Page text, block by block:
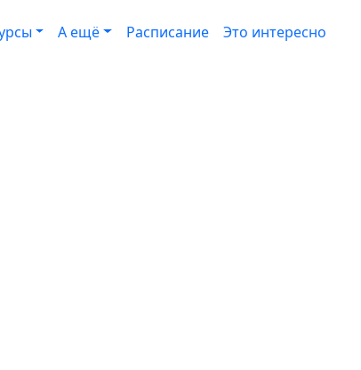
А ещё Расписание Это интересно